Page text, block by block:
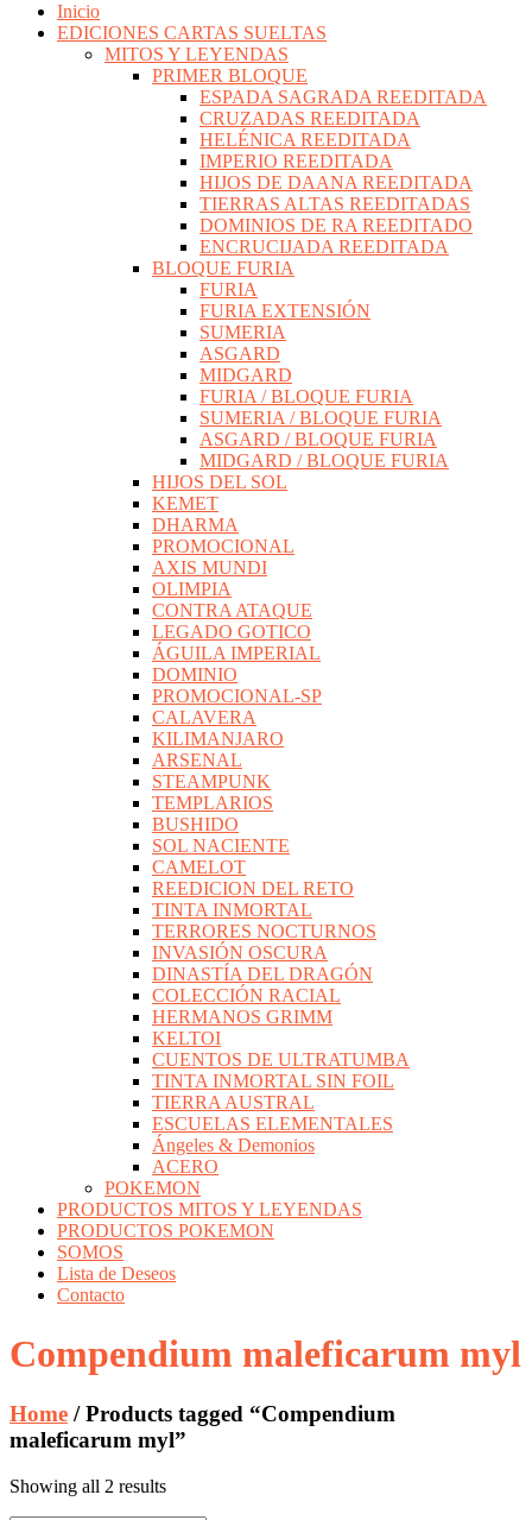
Inicio
EDICIONES CARTAS SUELTAS
MITOS Y LEYENDAS
PRIMER BLOQUE
ESPADA SAGRADA REEDITADA
CRUZADAS REEDITADA
HELÉNICA REEDITADA
IMPERIO REEDITADA
HIJOS DE DAANA REEDITADA
TIERRAS ALTAS REEDITADAS
DOMINIOS DE RA REEDITADO
ENCRUCIJADA REEDITADA
BLOQUE FURIA
FURIA
FURIA EXTENSIÓN
SUMERIA
ASGARD
MIDGARD
FURIA / BLOQUE FURIA
SUMERIA / BLOQUE FURIA
ASGARD / BLOQUE FURIA
MIDGARD / BLOQUE FURIA
HIJOS DEL SOL
KEMET
DHARMA
PROMOCIONAL
AXIS MUNDI
OLIMPIA
CONTRA ATAQUE
LEGADO GOTICO
ÁGUILA IMPERIAL
DOMINIO
PROMOCIONAL-SP
CALAVERA
KILIMANJARO
ARSENAL
STEAMPUNK
TEMPLARIOS
BUSHIDO
SOL NACIENTE
CAMELOT
REEDICION DEL RETO
TINTA INMORTAL
TERRORES NOCTURNOS
INVASIÓN OSCURA
DINASTÍA DEL DRAGÓN
COLECCIÓN RACIAL
HERMANOS GRIMM
KELTOI
CUENTOS DE ULTRATUMBA
TINTA INMORTAL SIN FOIL
TIERRA AUSTRAL
ESCUELAS ELEMENTALES
Ángeles & Demonios
ACERO
POKEMON
PRODUCTOS MITOS Y LEYENDAS
PRODUCTOS POKEMON
SOMOS
Lista de Deseos
Contacto
Compendium maleficarum myl
Home / Products tagged “Compendium
maleficarum myl”
Showing all 2 results